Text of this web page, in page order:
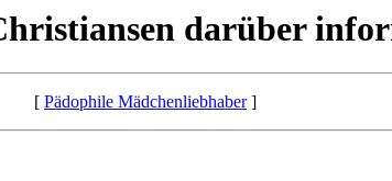
darüber
[ Pädophile Mädchenliebhaber]